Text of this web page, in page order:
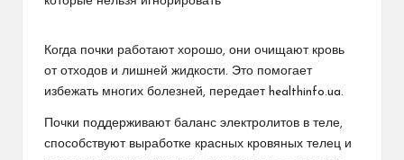
Когда почки работают хорошо, они очищают кровь
от отходов и лишней жидкости. Это помогает
избежать многих болезней, передает healthinfo.ua.
Почки поддерживают баланс электролитов в теле,
способствуют выработке красных кровяных телец и